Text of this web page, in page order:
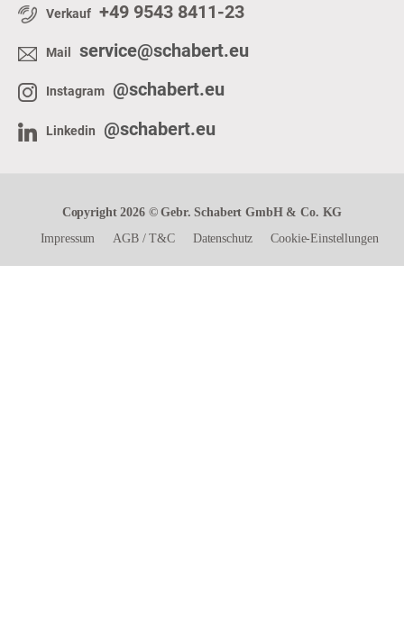
Verkauf +49 9543 8411-23
Mail service@schabert.eu
Instagram @schabert.eu
Linkedin @schabert.eu
Copyright 2026 © Gebr. Schabert GmbH & Co. KG
Impressum
AGB/T&C Datenschutz Cookie-Einstellungen